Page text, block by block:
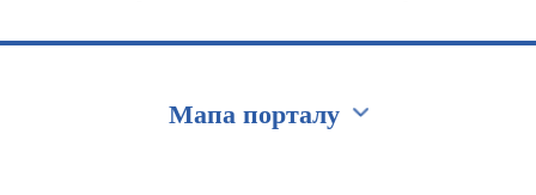
Мапа порталу